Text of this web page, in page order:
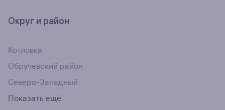
Округ и район
Котловка
Обручевский район
Северо-Западный
Показать ещё